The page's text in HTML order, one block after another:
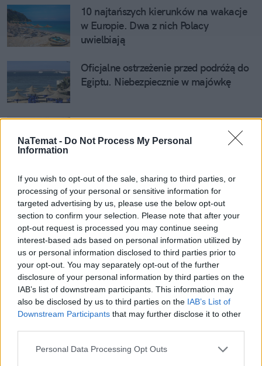
NaTemat - Do Not Process My Personal
Information
If you wish to opt-out of the sale, sharing to third parties, or
processing of your personal or sensitive information for
targeted advertising by us, please use the below opt-out
section to confirm your selection. Please note that after your
opt-out request is processed you may continue seeing
interest-based ads based on personal information utilized by
us or personal information disclosed to third parties prior to
your opt-out. You may separately opt-out of the further
disclosure of your personal information by third parties on the
IAB’s list of downstream participants. This information may
also be disclosed by us to third parties on the IAB’s List of
Downstream Participants that may further disclose it to other
Personal Data Processing Opt Outs
10 najtańszych kierunków na wakacje
w Europie. Dwa z nich Polacy
uwielbiają
Oficjalne ostrzeżenie przed podróżą do
Egiptu. Niebezpiecznie w majówkę
Twardy limit w jednej z perełek
Polaków. Zarejestruj się, albo zapłacisz
Dutki w Tatrach są bezpieczne. Tyle
zapłacisz za przejazd busem nad
Morskie Oko
Tyle kosztują wakacje w Chorwacji.
Wiadomo, na czym można teraz
oszczędzić
Turyści w raju Polaków "pływają w
kupie". Ogromny problem w Hiszpanii